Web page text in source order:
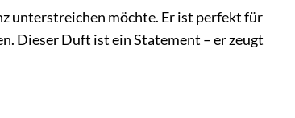
unterstreichen möchte. Er ist perfekt für
Dieser Duft ist ein Statement – er zeugt